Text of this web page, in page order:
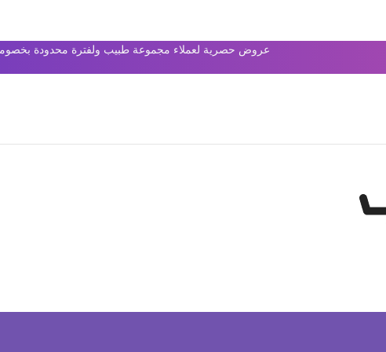
عروض حصرية لعملاء مجموعة طبيب ولفترة محدودة بخصومات